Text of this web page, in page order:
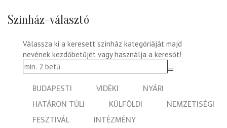
Színház-választó
Válassza ki a keresett színház kategóriáját majd
nevének kezdőbetűjét vagy használja a keresőt!
BUDAPESTI VIDÉKI
NYÁRI
HATÁRON TÚLI
KÜLFÖLDI
NEMZETISÉGI
FESZTIVÁL
INTÉZMÉNY